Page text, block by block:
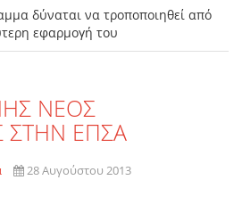
δύναται να τροποποιηθεί από
εφαρμογή του
ΝΕΟΣ
ΣΤΗΝ ΕΠΣΑ
28 Αυγούστου 2013